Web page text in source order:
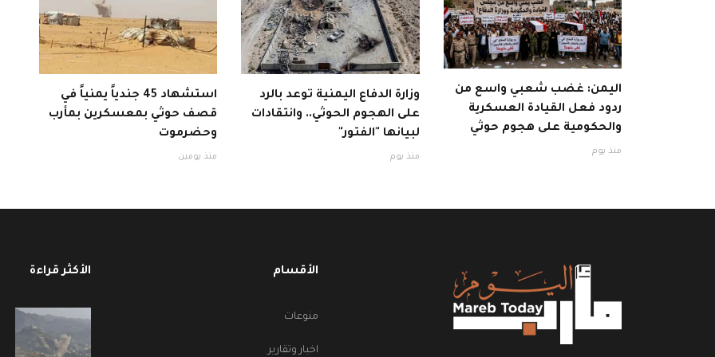
اليمن: غضب شعبي واسع من
ردود فعل القيادة العسكرية
والحكومية على هجوم حوثي
منذ يوم
وزارة الدفاع اليمنية توعد بالرد
على الهجوم الحوثي.. وانتقادات
لبيانها "الفتور"
منذ يوم
استشهاد 45 جندياً يمنياً في
قصف حوثي بمعسكرين بمأرب
وحضرموت
منذ يومين
الأقسام
منوعات
اخبار وتقارير
الأكثر قراءة